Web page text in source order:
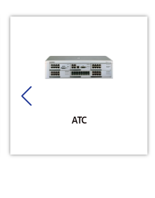
АТС